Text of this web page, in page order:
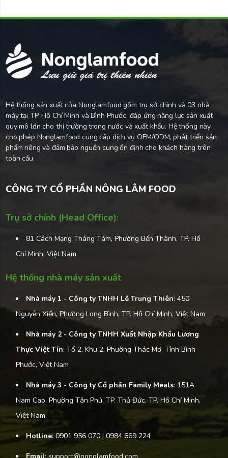
Hệ thống sản xuất của Nonglamfood gồm trụ sở chính và 03 nhà
máy tại TP. Hồ Chí Minh và Bình Phước, đáp ứng năng lực sản xuất
quy mô lớn cho thị trường trong nước và xuất khẩu. Hệ thống này
cho phép Nonglamfood cung cấp dịch vụ OEM/ODM, phát triển sản
phẩm riêng và đảm bảo nguồn cung ổn định cho khách hàng trên
toàn cầu.
CÔNG TY CỔ PHẦN NÔNG LÂM FOOD
Trụ sở chính (Head Office):
81 Cách Mạng Tháng Tám, Phường Bến Thành, TP. Hồ
Chí Minh, Việt Nam
Hệ thống nhà máy sản xuất
Nhà máy 1 - Công ty TNHH Lê Trung Thiên: 450
Nguyễn Xiển, Phường Long Bình, TP. Hồ Chí Minh, Việt Nam
Nhà máy 2 - Công ty TNHH Xuất Nhập Khẩu Lương
Thực Việt Tín: Tổ 2, Khu 2, Phường Thác Mơ, Tỉnh Bình
Phước, Việt Nam
Nhà máy 3 - Công ty Cổ phần Family Meals: 151A
Nam Cao, Phường Tân Phú, TP. Thủ Đức, TP. Hồ Chí Minh,
Việt Nam
Hotline: 0901 956 070 | 0984 669 224